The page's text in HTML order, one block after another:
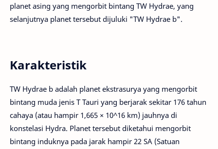
planet asing yang mengorbit bintang TW Hydrae, yang
selanjutnya planet tersebut dijuluki "TW Hydrae b".
Karakteristik
TW Hydrae b adalah planet ekstrasurya yang mengorbit
bintang muda jenis T Tauri yang berjarak sekitar 176 tahun
cahaya (atau hampir 1,665 × 10^16 km) jauhnya di
konstelasi Hydra. Planet tersebut diketahui mengorbit
bintang induknya pada jarak hampir 22 SA (Satuan